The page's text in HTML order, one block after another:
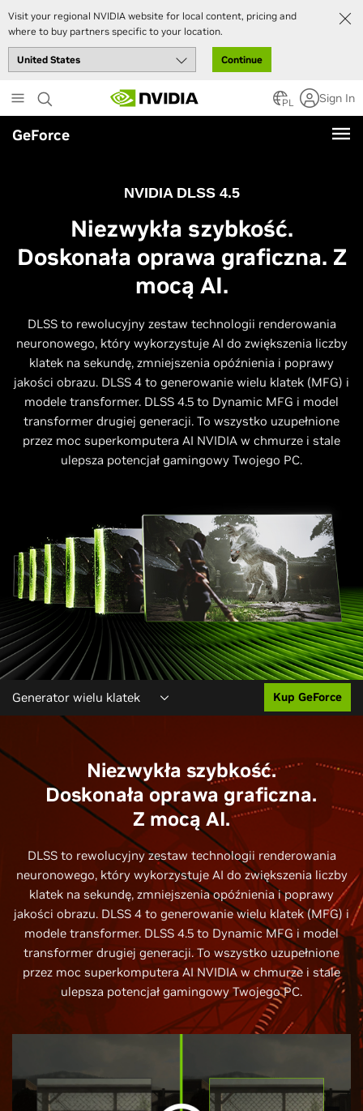
Visit your regional NVIDIA website for local content, pricing and
where to buy partners specific to your location.
Continue
to
main
content
PL Sign In
GeForce
NVIDIA DLSS 4.5
Niezwykła szybkość.
Doskonała oprawa graficzna. Z
mocą AI.
DLSS to rewolucyjny zestaw technologii renderowania
neuronowego, który wykorzystuje AI do zwiększenia liczby
klatek na sekundę, zmniejszenia opóźnienia i poprawy
jakości obrazu. DLSS 4 to generowanie wielu klatek (MFG) i
modele transformer. DLSS 4.5 to Dynamic MFG i model
transformer drugiej generacji. To wszystko uzupełnione
przez moc superkomputera AI NVIDIA w chmurze i stale
ulepsza potencjał gamingowy Twojego PC.
Generator wielu klatek Kup GeForce
Niezwykła szybkość.
Doskonała oprawa graficzna.
Z mocą AI.
DLSS to rewolucyjny zestaw technologii renderowania
neuronowego, który wykorzystuje AI do zwiększenia liczby
klatek na sekundę, zmniejszenia opóźnienia i poprawy
jakości obrazu. DLSS 4 to generowanie wielu klatek (MFG) i
modele transformer. DLSS 4.5 to Dynamic MFG i model
transformer drugiej generacji. To wszystko uzupełnione
przez moc superkomputera AI NVIDIA w chmurze i stale
ulepsza potencjał gamingowy Twojego PC.